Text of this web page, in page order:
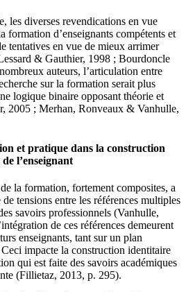
les diverses revendications en vue
formation d’enseignants compétents et
tentatives en vue de mieux arrimer
& Gauthier, 1998 ; Bourdoncle
auteurs, l’articulation entre
sur la formation serait plus
logique binaire opposant théorie et
2005 ; Merhan, Ronveaux & Vanhulle,
et pratique dans la construction
l’enseignant
la formation, fortement composites, a
tensions entre les références multiples
savoirs professionnels (Vanhulle,
de ces références demeurent
enseignants, tant sur un plan
impacte la construction identitaire
qui est faite des savoirs académiques
(Fillietaz, 2013, p. 295).